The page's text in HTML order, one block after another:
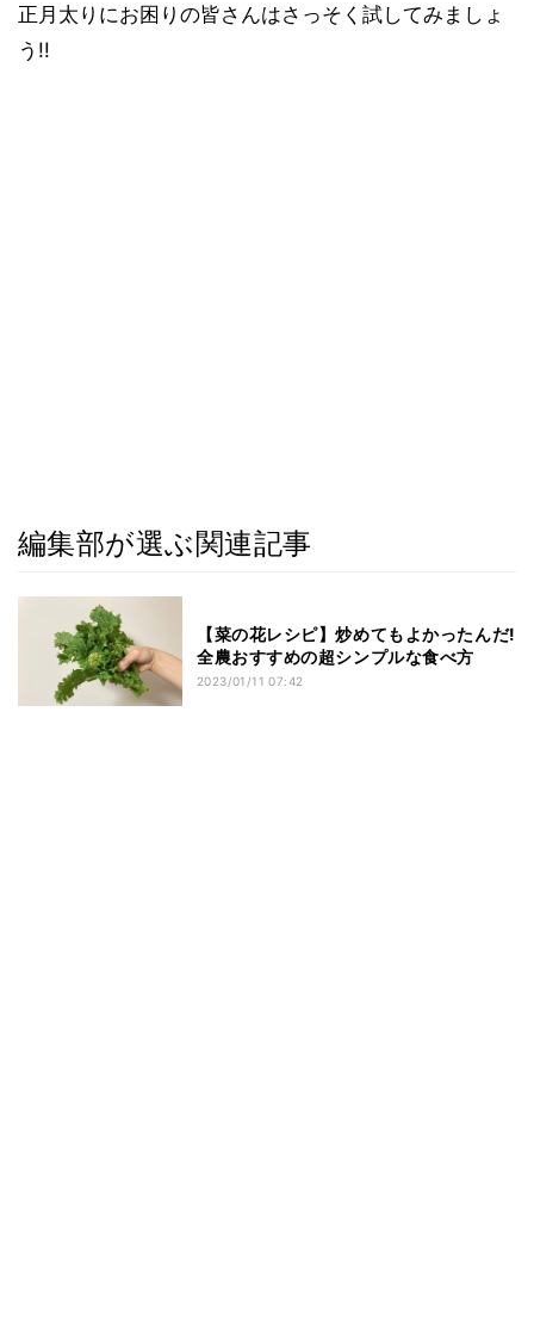
正月太りにお困りの皆さんはさっそく試してみましょ
う!!
編集部が選ぶ関連記事
【菜の花レシピ】炒めてもよかったんだ!
全農おすすめの超シンプルな食べ方
2023/01/11 07:42